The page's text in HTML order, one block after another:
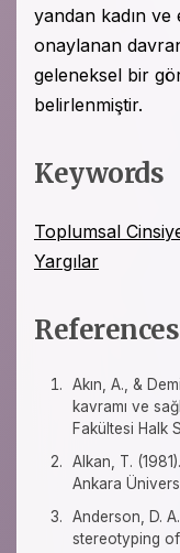
yandan kadın
onaylanan
geleneksel bir
belirlenmiştir.
Keywords
Toplumsal
Yargılar
References
Akın, A., &
kavramı ve
Fakültesi Halk
Alkan, T.
Ankara
Anderson, D.
stereotyping